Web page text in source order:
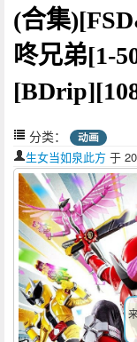
(合集
咚兄弟[1-
分类： 动画
生女当如泉此方 于